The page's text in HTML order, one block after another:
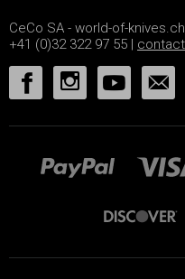
CeCo SA - world-of-
+41 (0)32 322 97 55 |